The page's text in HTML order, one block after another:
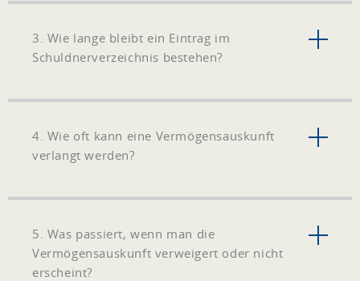
3. Wie lange bleibt ein Eintrag im
Schuldnerverzeichnis bestehen?
4. Wie oft kann eine Vermögensauskunft
verlangt werden?
5. Was passiert, wenn man die
Vermögensauskunft verweigert oder nicht
erscheint?